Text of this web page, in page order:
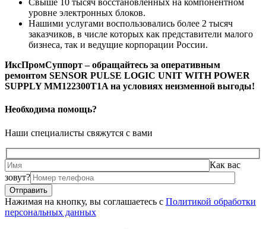
Свыше 10 тысяч восстановленных на компонентном
уровне электронных блоков.
Нашими услугами воспользовались более 2 тысяч
заказчиков, в числе которых как представители малого
бизнеса, так и ведущие корпорации России.
ИксПромСуппорт – обращайтесь за оперативным
ремонтом SENSOR PULSE LOGIC UNIT WITH POWER
SUPPLY MM122300T1A на условиях неизменной выгоды!
Необходима помощь?
Наши специалисты свяжутся с вами
Как вас
зовут?
Нажимая на кнопку, вы соглашаетесь с Политикой обработки
персональных данных